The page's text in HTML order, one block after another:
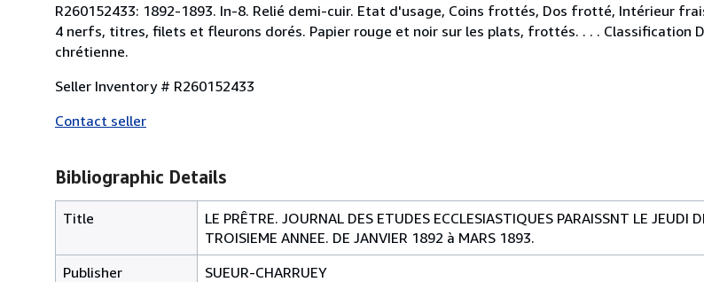
R260152433: 1892-1893. In-8. Relié demi-cuir. Etat d'usage, Coins frottés, Dos frotté, Intérieur
4 nerfs, titres, filets et fleurons dorés. Papier rouge et noir sur les plats, frottés. . . . Classification
chrétienne.
Seller Inventory # R260152433
Contact seller
Bibliographic Details
Title
LE PRÊTRE. JOURNAL DES ETUDES ECCLESIASTIQUES PARAISSNT LE JEUDI
TROISIEME ANNEE. DE JANVIER 1892 à MARS 1893.
Publisher
SUEUR-CHARRUEY